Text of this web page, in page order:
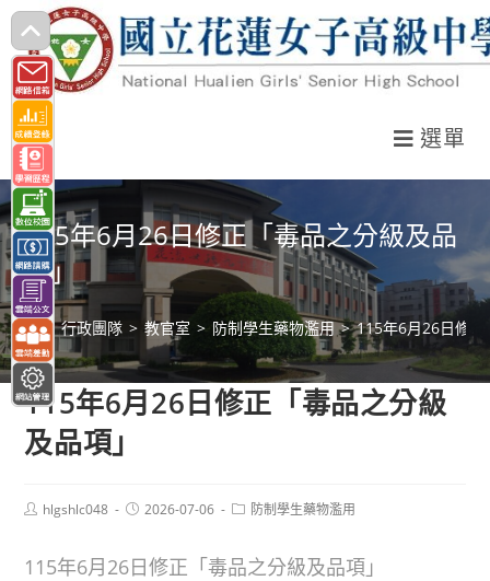
跳
轉
至
主
要
內
容
選單
115年6月26日修正「毒品之分級及品
項」
> 行政團隊 > 教官室 > 防制學生藥物濫用 > 115年6月26日修
115年6月26日修正「毒品之分級
及品項」
Posthlgshlc048
Post2026-07-06
Post防制學生藥物濫用
115年6月26日修正「毒品之分級及品項」